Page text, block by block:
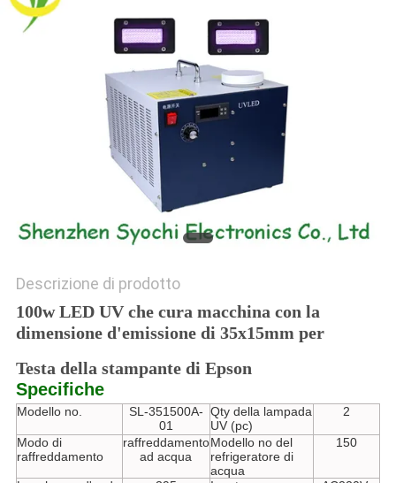
PRIVACY
Descrizione di prodotto
100w LED UV che cura macchina con la
dimensione d'emissione di 35x15mm per
Testa della stampante di Epson
Specifiche
Modello no.
SL-351500A-
01
Qty della lampada
UV (pc)
2
Modo di
raffreddamento
raffreddamento
ad acqua
Modello no del
refrigeratore di
acqua
150